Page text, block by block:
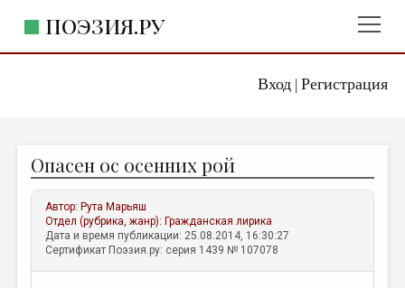
Вход| Регистрация
ПОЭЗИЯ.РУ
ЖАНРЫ
АВТОРЫ
КОММЕНТАРИИ
ЛИТСАЛОН
Опасен ос осенних рой
Автор: Рута Марьяш
Отдел (рубрика, жанр): Гражданская лирика
Дата и время публикации: 25.08.2014, 16:30:27
Сертификат Поэзия.ру: серия 1439 № 107078